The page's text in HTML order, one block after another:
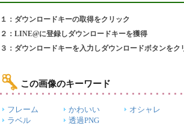
１：ダウンロードキーの取得をクリック
２：LINE@に登録しダウンロードキーを獲得
３：ダウンロードキーを入力しダウンロードボタンをク
この画像のキーワード
フレーム かわいい オシャレ
ラベル
透過PNG